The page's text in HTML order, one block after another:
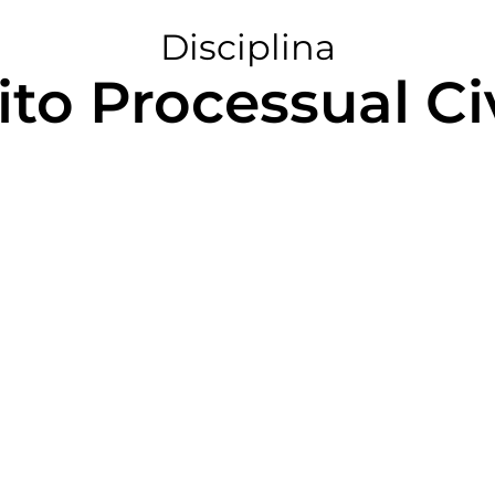
Disciplina
Processual